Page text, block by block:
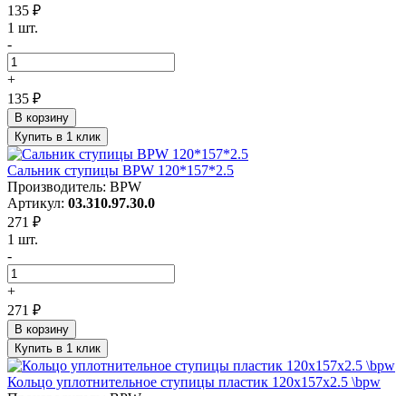
135 ₽
1 шт.
-
+
135 ₽
В корзину
Купить в 1 клик
Сальник ступицы BPW 120*157*2.5
Производитель: BPW
Артикул: 03.310.97.30.0
271 ₽
1 шт.
-
+
271 ₽
В корзину
Купить в 1 клик
Кольцо уплотнительное ступицы пластик 120x157x2.5 \bpw